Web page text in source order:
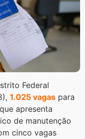
Federal
1.025 vagas para
apresenta
de manutenção
cinco vagas